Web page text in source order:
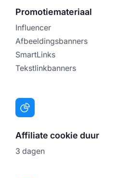
Promotiemateriaal
Influencer
Afbeeldingsbanners
SmartLinks
Tekstlinkbanners
Affiliate cookie duur
3 dagen